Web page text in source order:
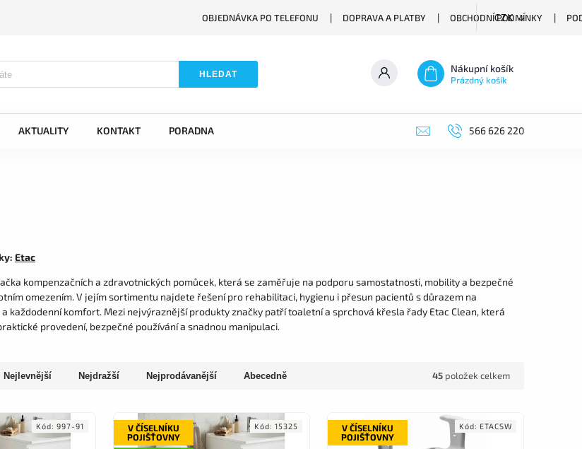
OBJEDNÁVKA PO TELEFONU DOPRAVA A PLATBY OBCHODNÍ PODMÍNKY
CZK
HLEDAT Nákupní košík
Prázdný košík
AKTUALITY KONTAKT PORADNA 566 626 220
Etac
kompenzačních a zdravotnických pomůcek, která se zaměřuje na podporu samostatnosti, mobility a bezpečné
omezením. V jejím sortimentu najdete řešení pro rehabilitaci, hygienu i přesun pacientů s důrazem na
každodenní komfort. Mezi nejvýraznější produkty značky patří toaletní a sprchová křesla řady Etac Clean, která
provedení, bezpečné používání a snadnou manipulaci.
Nejlevnější Nejdražší Nejprodávanější Abecedně 45 položek celkem
Kód: 997-91
V ČÍSELNÍKU
POJIŠŤOVNY
Kód: 15325
V ČÍSELNÍKU
POJIŠŤOVNY
Kód: ETACSW